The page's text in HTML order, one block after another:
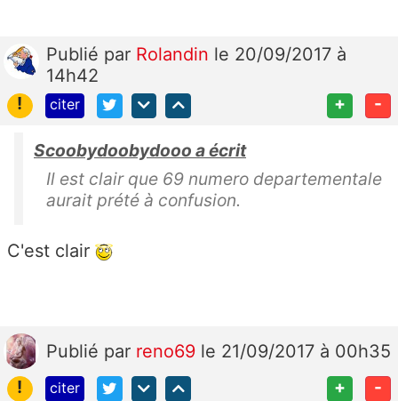
Publié par Rolandin le 20/09/2017 à
14h42
!
citer + -
Scoobydoobydooo a écrit
Il est clair que 69 numero departementale
aurait prété à confusion.
C'est clair
Publié par reno69 le 21/09/2017 à 00h35
!
citer + -